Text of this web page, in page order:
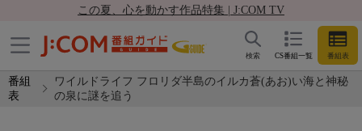
この夏、心を動かす作品特集 | J:COM TV
CS番組一覧 番組表
検索
番組
表
ワイルドライフ フロリダ半島のイルカ蒼(あお)い海と神秘
の泉に謎を追う